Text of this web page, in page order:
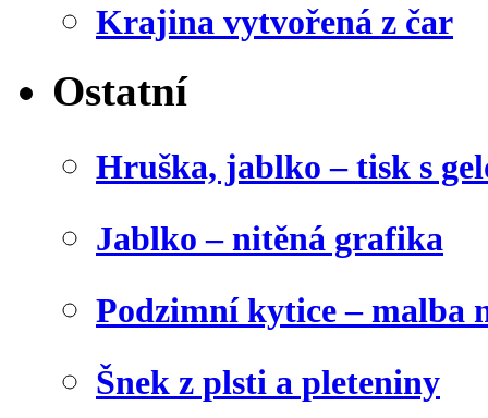
Krajina vytvořená z čar
Ostatní
Hruška, jablko – tisk s
Jablko – nitěná grafika
Podzimní kytice – malba
Šnek z plsti a pleteniny